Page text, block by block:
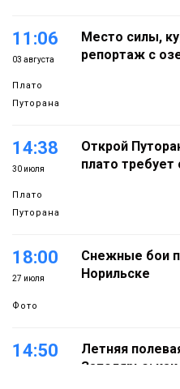
11:06
03 августа
Плато
Путорана
Место силы,
репортаж с
14:38
30 июля
Плато
Путорана
Открой
плато требует
18:00
27 июля
Фото
Снежные бои
Норильске
14:50
Летняя
Заполярье: